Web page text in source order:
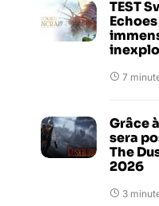
TEST
7
Grâce
sera
The
2026
3